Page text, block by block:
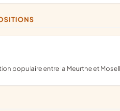
populaire entre la Meurthe et